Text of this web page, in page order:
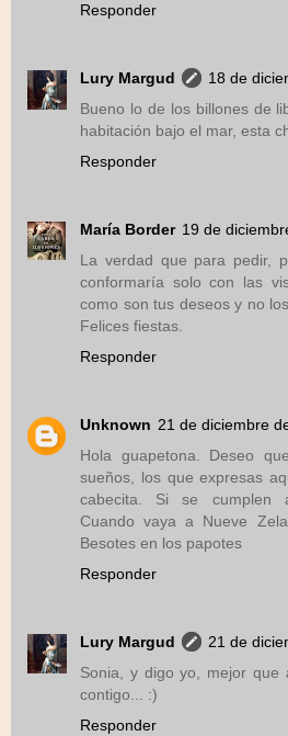
Responder
Lury Margud
18 de
Bueno lo de los billones de
habitación bajo el mar, esta
Responder
María Border 19 de
La verdad que para pedir,
conformaría solo con las
como son tus deseos y no
Felices fiestas.
Responder
Unknown 21 de diciembre
Hola guapetona. Deseo
sueños, los que expresas
cabecita. Si se cumplen
Cuando vaya a Nueve
Besotes en los papotes
Responder
Lury Margud
21 de
Sonia, y digo yo, mejor que
contigo... :)
Responder